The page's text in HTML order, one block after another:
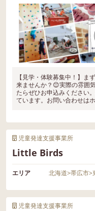
【見学・体験募集中！】ま
来ませんか？😊実際の雰囲
たらぜひお申込みください
ています。お問い合わせは
児童発達支援事業所
Little Birds
エリア 北海道>帯広市>
児童発達支援事業所